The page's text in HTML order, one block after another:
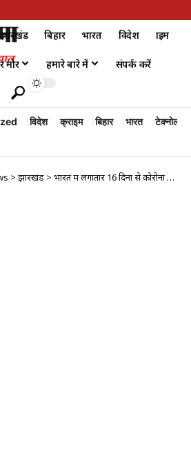
झारखंड बिहार भारत विदेश क्राइम
मोर हमारे बारे में संपर्क करें
विदेश क्राइम बिहार भारत टेक्नोलॉजी
> झारखंड > भारत में लगातार 16 दिनों से कोरोना के नए मामले 50 हजार से नीचे